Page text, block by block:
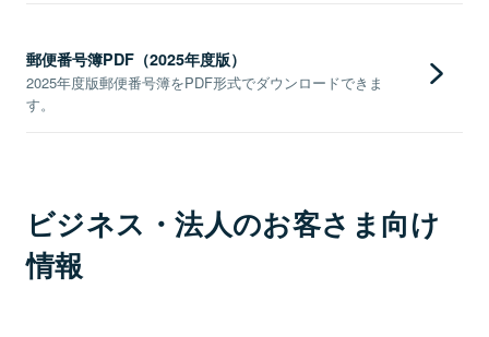
郵便番号簿PDF（2025年度版）
2025年度版郵便番号簿をPDF形式でダウンロードできま
す。
ビジネス・法人のお客さま向け
情報